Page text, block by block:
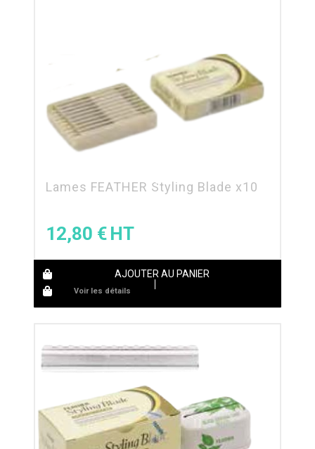
Lames FEATHER Styling Blade x10
12,80 €
AJOUTER AU PANIER
Voir les détails